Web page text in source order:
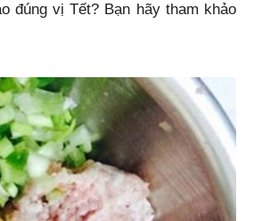
đúng vị Tết? Bạn hãy tham khảo